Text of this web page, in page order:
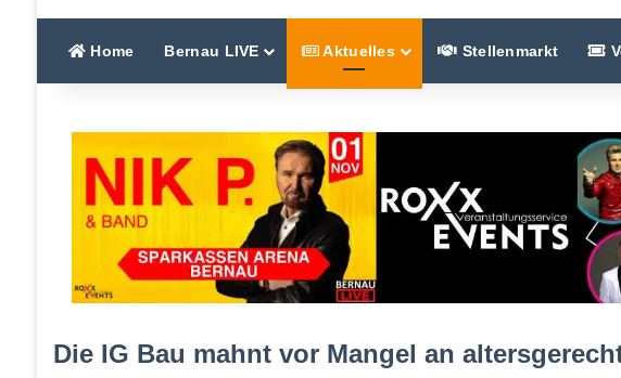
Home Bernau LIVE Aktuelles Stellenmarkt
Die IG Bau mahnt vor Mangel an